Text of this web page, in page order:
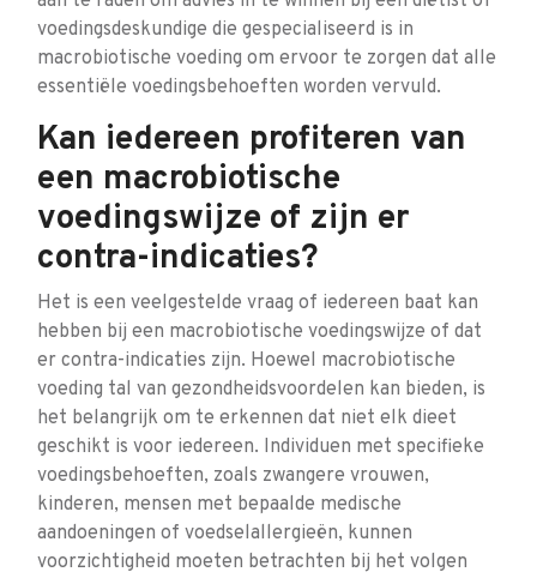
voedingsdeskundige die gespecialiseerd is in
macrobiotische voeding om ervoor te zorgen dat alle
essentiële voedingsbehoeften worden vervuld.
Kan iedereen profiteren van
een macrobiotische
voedingswijze of zijn er
contra-indicaties?
Het is een veelgestelde vraag of iedereen baat kan
hebben bij een macrobiotische voedingswijze of dat
er contra-indicaties zijn. Hoewel macrobiotische
voeding tal van gezondheidsvoordelen kan bieden, is
het belangrijk om te erkennen dat niet elk dieet
geschikt is voor iedereen. Individuen met specifieke
voedingsbehoeften, zoals zwangere vrouwen,
kinderen, mensen met bepaalde medische
aandoeningen of voedselallergieën, kunnen
voorzichtigheid moeten betrachten bij het volgen